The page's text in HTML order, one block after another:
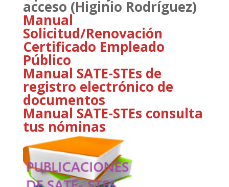
acceso (Higinio Rodríguez)
Manual
Solicitud/Renovación
Certificado Empleado
Público
Manual SATE-STEs de
registro electrónico de
documentos
Manual SATE-STEs consulta
tus nóminas